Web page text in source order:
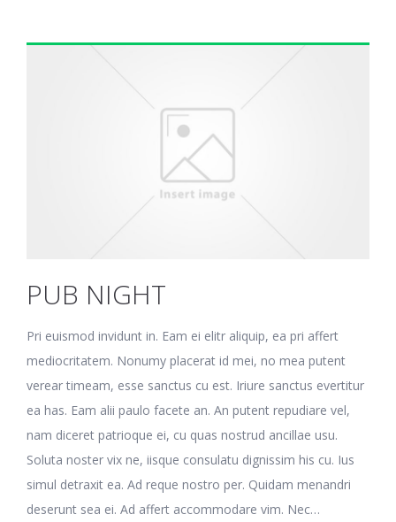
PUB NIGHT
Pri euismod invidunt in. Eam ei elitr aliquip, ea pri affert
mediocritatem. Nonumy placerat id mei, no mea putent
verear timeam, esse sanctus cu est. Iriure sanctus evertitur
ea has. Eam alii paulo facete an. An putent repudiare vel,
nam diceret patrioque ei, cu quas nostrud ancillae usu.
Soluta noster vix ne, iisque consulatu dignissim his cu. Ius
simul detraxit ea. Ad reque nostro per. Quidam menandri
deserunt sea ei. Ad affert accommodare vim. Nec…